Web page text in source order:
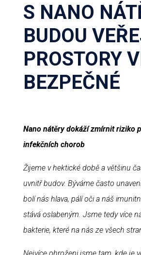
S NANO
BUDOU
PROSTORY
BEZPEČNÉ
Nano nátěry dokáží zmírnit riziko
infekčních chorob
Žijeme v hektické době a většinu
uvnitř budov. Býváme často
bolí nás hlava, pálí oči a náš
stává oslabeným. Jsme tedy více
bakterie, které na nás ze všech